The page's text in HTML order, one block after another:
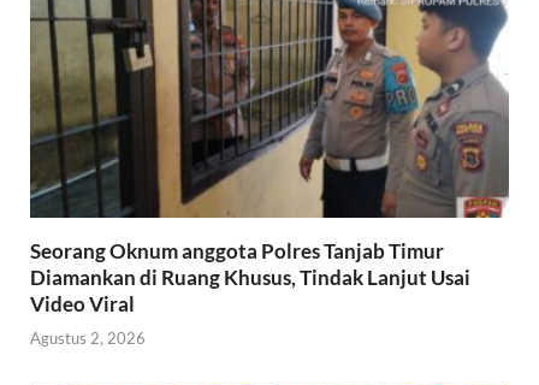
Seorang Oknum anggota Polres Tanjab Timur
Diamankan di Ruang Khusus, Tindak Lanjut Usai
Video Viral
Agustus 2, 2026